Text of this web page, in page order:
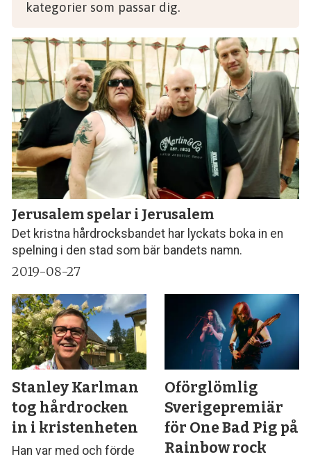
kategorier som passar dig.
Jerusalem spelar i Jerusalem
Det kristna hårdrocksbandet har lyckats boka in en
spelning i den stad som bär bandets namn.
2019-08-27
Stanley Karlman
tog hårdrocken
in i kristenheten
Han var med och förde
Oförglömlig
Sverigepremiär
för One Bad Pig på
Rainbow rock